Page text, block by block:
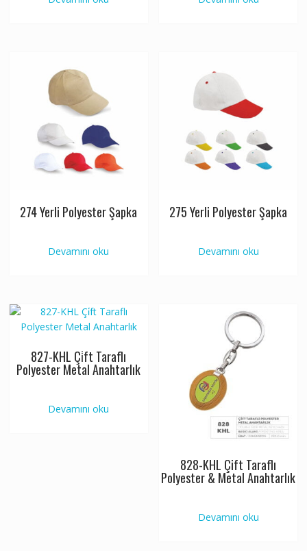
274 Yerli Polyester Şapka
Devamını oku
275 Yerli Polyester Şapka
Devamını oku
827-KHL Çi̇ft Taraflı
Polyester Metal Anahtarlık
Devamını oku
828-KHL Çift Taraflı
Polyester & Metal Anahtarlık
Devamını oku